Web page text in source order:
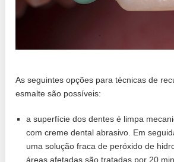
As seguintes opções para técnicas de
esmalte são possíveis:
a superfície dos dentes é limpa
com creme dental abrasivo. Em
uma solução fraca de peróxido de
áreas afetadas são tratadas por 20